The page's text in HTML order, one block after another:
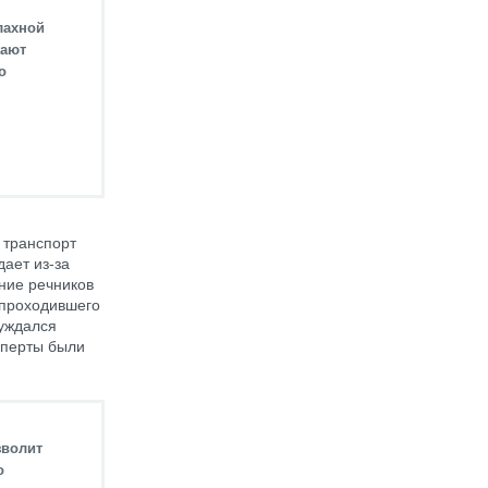
из-за
речников
были